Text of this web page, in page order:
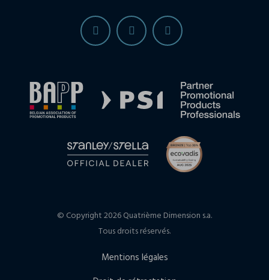
© Copyright 2026 Quatrième Dimension s.a.
Tous droits réservés.
Mentions légales